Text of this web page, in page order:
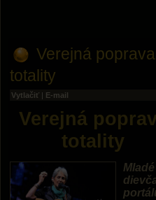
Verejná poprava
totality
Vytlačiť | E-mail
Verejná
totality
Mladé